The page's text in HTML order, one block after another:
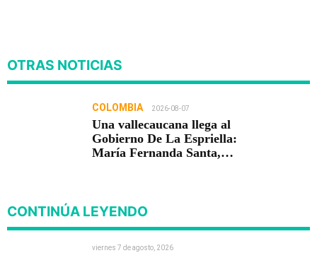
OTRAS NOTICIAS
COLOMBIA 2026-08-07
Una vallecaucana llega al
Gobierno De La Espriella:
María Fernanda Santa,
CONTINÚA LEYENDO
viernes 7 de agosto, 2026